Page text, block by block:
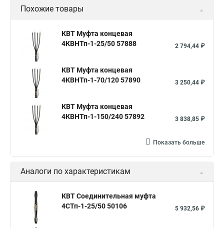
Похожие товары
КВТ Муфта концевая
4КВНТп-1-25/50 57888
2 794,44 ₽
КВТ Муфта концевая
4КВНТп-1-70/120 57890
3 250,44 ₽
КВТ Муфта концевая
4КВНТп-1-150/240 57892
3 838,85 ₽
Показать больше
Аналоги по характеристикам
КВТ Соединительная муфта
4СТп-1-25/50 50106
5 932,56 ₽